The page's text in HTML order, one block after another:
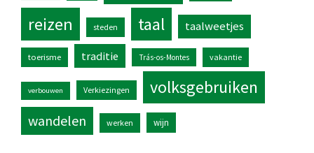
reizen steden taal taalweetjes
toerisme traditie Trás-os-Montes vakantie
verbouwen Verkiezingen volksgebruiken
wandelen werken wijn